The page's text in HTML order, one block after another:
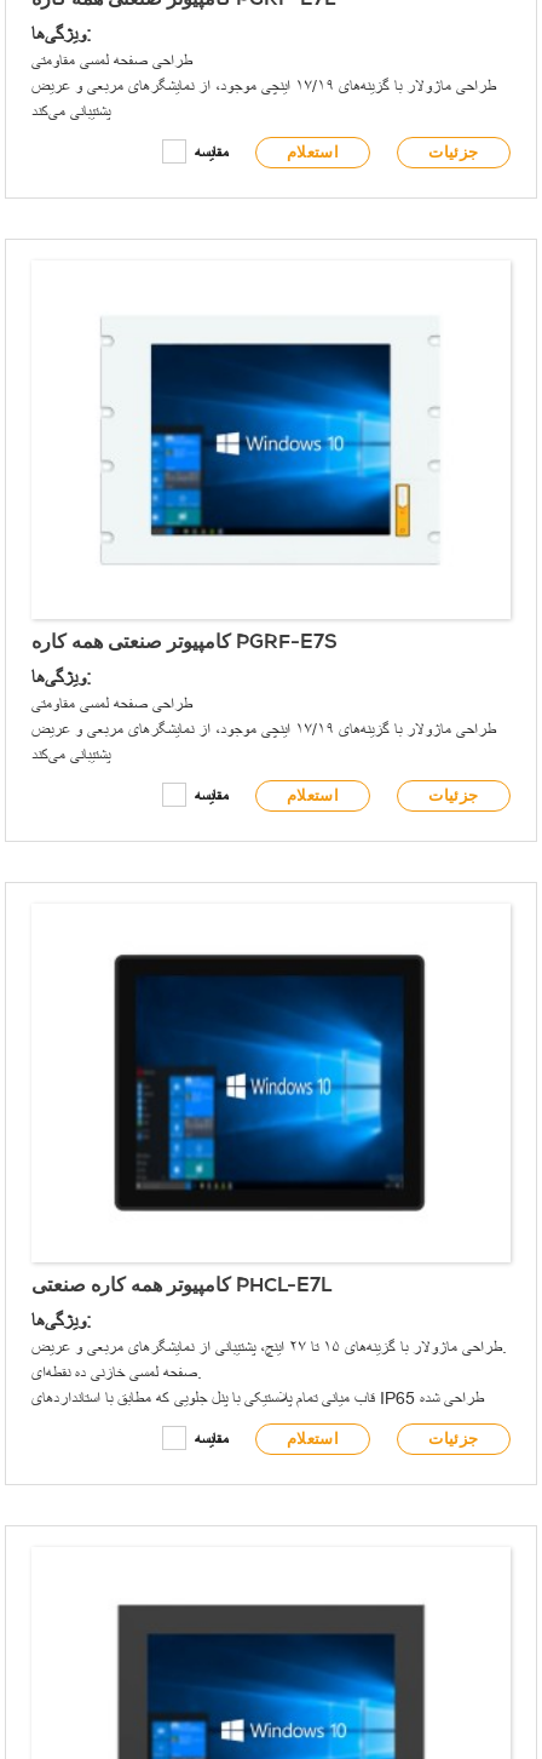
ویژگی‌ها:
طراحی صفحه لمسی مقاومتی
طراحی ماژولار با گزینه‌های ۱۷/۱۹ اینچی موجود، از نمایشگرهای مربعی و عریض
پشتیبانی می‌کند
پنل جلویی دارای USB نوع A و چراغ‌های نشانگر سیگنال است
مقایسه استعلام جزئیات
کامپیوتر صنعتی همه کاره PGRF-E7S
ویژگی‌ها:
طراحی صفحه لمسی مقاومتی
طراحی ماژولار با گزینه‌های ۱۷/۱۹ اینچی موجود، از نمایشگرهای مربعی و عریض
پشتیبانی می‌کند
پنل جلویی دارای USB نوع A و چراغ‌های نشانگر سیگنال است
مقایسه استعلام جزئیات
کامپیوتر همه کاره صنعتی PHCL-E7L
ویژگی‌ها:
طراحی ماژولار با گزینه‌های ۱۵ تا ۲۷ اینچ، پشتیبانی از نمایشگرهای مربعی و عریض.
صفحه لمسی خازنی ده نقطه‌ای.
قاب میانی تمام پلاستیکی با پنل جلویی که مطابق با استانداردهای IP65 طراحی شده
گزینه‌های نصب توکار/VESA.مقایسه استعلام جزئیات